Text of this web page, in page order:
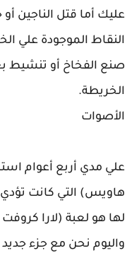
عليك أما قتل الناجين
النقاط الموجودة علي
صنع الفخاخ أو
الخريطة.
الأصوات
علي مدي أربع أعوام
هاويس) التي كانت
لها هو لعبة (لارا كروفت
واليوم نحن مع جزء